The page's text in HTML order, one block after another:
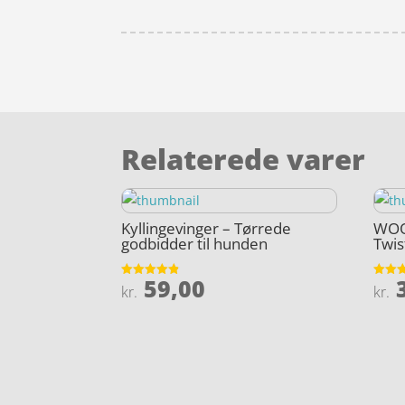
Relaterede varer
Kyllingevinger – Tørrede
godbidder til hunden
Vurderet
4.8
kr. 59,00
3.8
kr.